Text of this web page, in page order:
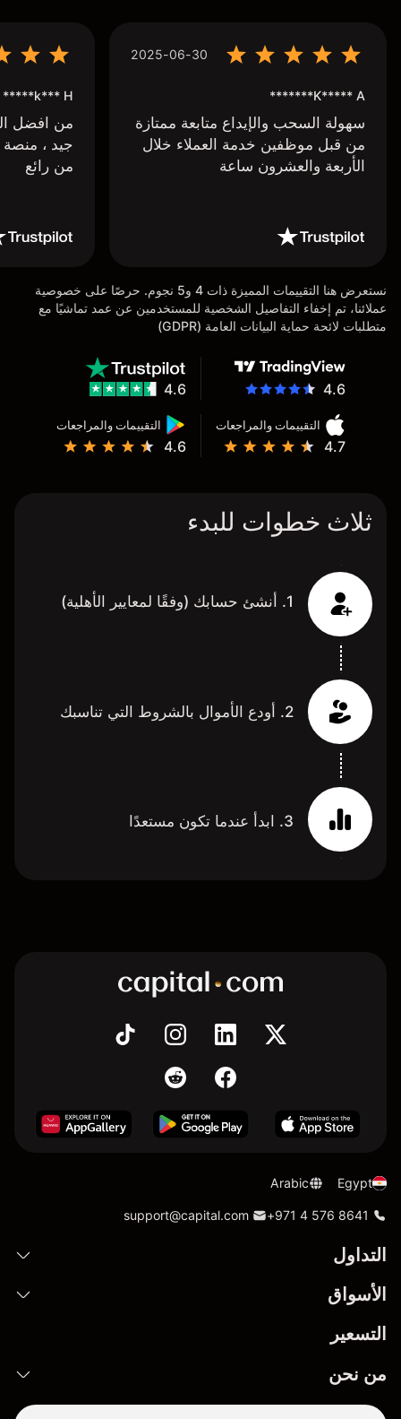
2025-06-30
K***** A*******
سهولة السحب والإيداع متابعة ممتازة
من قبل موظفين خدمة العملاء خلال
الأربعة والعشرون ساعة
k*** H*****
من افضل
جيد ،
من رائع
نستعرض هنا التقييمات المميزة ذات 4 و5 نجوم. حرصًا على خصوصية
عملائنا، تم إخفاء التفاصيل الشخصية للمستخدمين عن عمد تماشيًا مع
متطلبات لائحة حماية البيانات العامة (GDPR)
4.6
التقييمات والمراجعات
4.7
التقييمات والمراجعات
4.6
4.6
ثلاث خطوات للبدء
1. أنشئ حسابك (وفقًا لمعايير الأهلية)
2. أودع الأموال بالشروط التي تناسبك
3. ابدأ عندما تكون مستعدًا
Egypt
Arabic
+971 4 576 8641
support@capital.com
التداول
الأسواق
التسعير
من نحن